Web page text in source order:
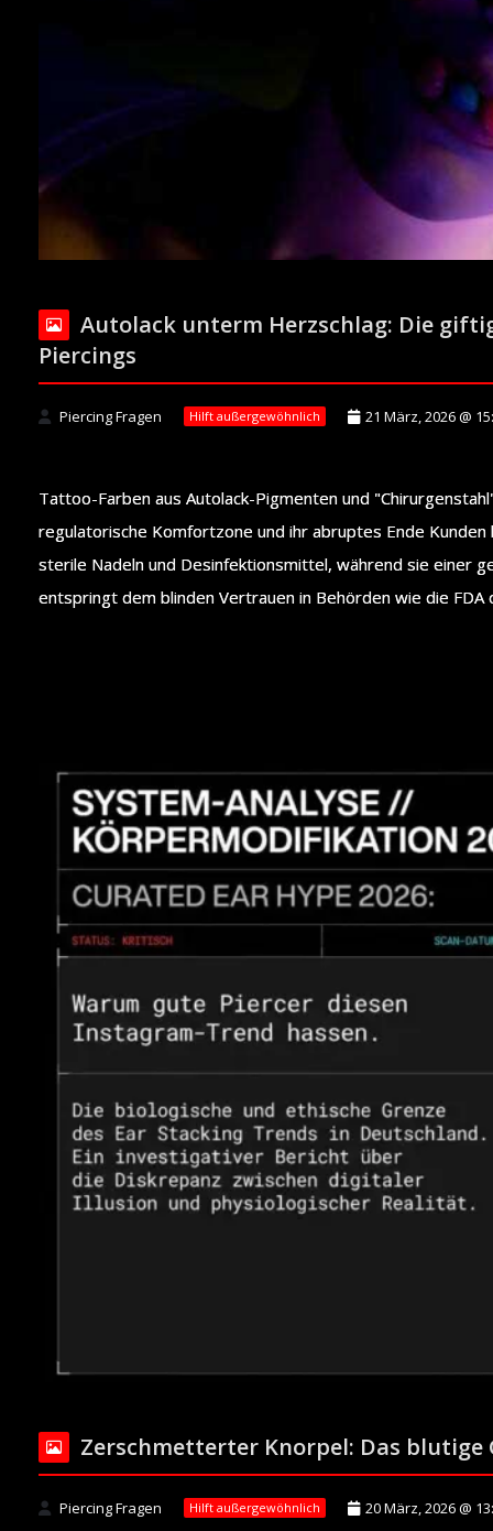
Autolack unterm Herzschlag: Die
Piercings
Piercing Fragen Hilft außergewöhnlich 21 März, 2026 @
Tattoo-Farben aus Autolack-Pigmenten und
regulatorische Komfortzone und ihr abruptes Ende
sterile Nadeln und Desinfektionsmittel, während sie einer
entspringt dem blinden Vertrauen in Behörden wie die
Zerschmetterter Knorpel: Das
Piercing Fragen Hilft außergewöhnlich 20 März, 2026 @